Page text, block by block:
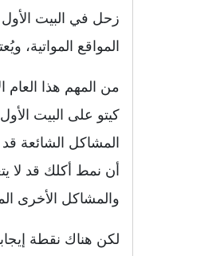
زحل في البيت
المواقع المواتية،
من المهم هذا
كيتو على البيت
المشاكل الشائعة
أن نمط أكلك قد لا
والمشاكل الأخرى
لكن هناك نقطة